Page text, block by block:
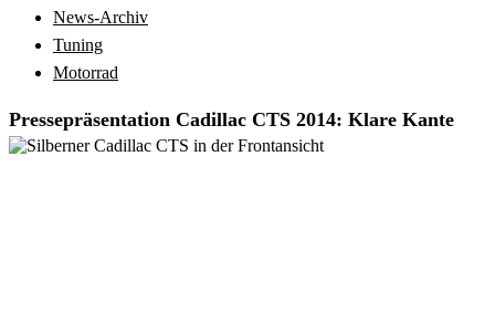
News-Archiv
Tuning
Motorrad
Pressepräsentation Cadillac CTS 2014: Klare Kante